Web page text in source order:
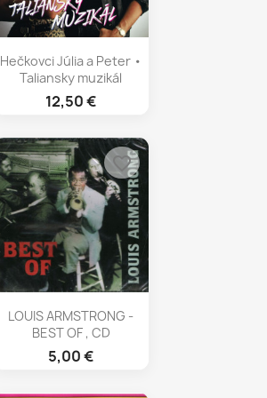
Rýchly náhľad
Hečkovci Júlia a Peter •
Taliansky muzikál
12,50 €
Rýchly náhľad
LOUIS ARMSTRONG -
BEST OF , CD
5,00 €
favorite_border